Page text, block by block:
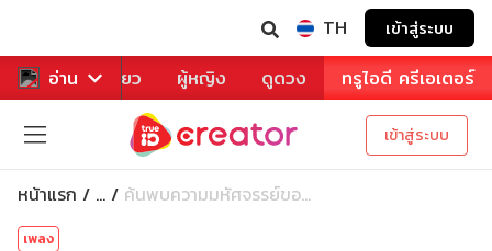
TH เข้าสู่ระบบ
อ่าน
หาร ท่องเที่ยว ผู้หญิง ดูดวง ทรูไอดี ครีเอเตอร์
เข้าสู่ระบบ
หน้าแรก ... ค้นพบความมหัศจรรย์ขอ...
เพลง